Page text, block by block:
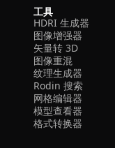
工具
HDRI 生成器
图像增强器
矢量转 3D
图像重混
纹理生成器
Rodin 搜索
网格编辑器
模型查看器
格式转换器